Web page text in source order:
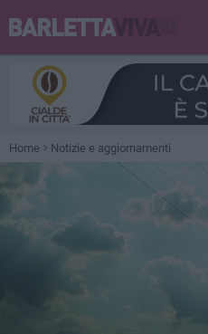
Home Notizie e aggiornamenti